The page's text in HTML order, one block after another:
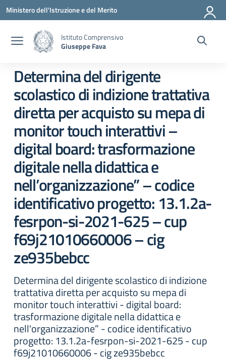
Vai ai contenuti
Vai al menu di navigazione
Vai al footer
Ministero dell'Istruzione e del Merito
Istituto Comprensivo
Giuseppe Fava
Determina del dirigente
scolastico di indizione trattativa
diretta per acquisto su mepa di
monitor touch interattivi –
digital board: trasformazione
digitale nella didattica e
nell’organizzazione” – codice
identificativo progetto: 13.1.2a-
fesrpon-si-2021-625 – cup
f69j21010660006 – cig
ze935bebcc
Determina del dirigente scolastico di indizione
trattativa diretta per acquisto su mepa di
monitor touch interattivi - digital board:
trasformazione digitale nella didattica e
nell'organizzazione” - codice identificativo
progetto: 13.1.2a-fesrpon-si-2021-625 - cup
f69j21010660006 - cig ze935bebcc